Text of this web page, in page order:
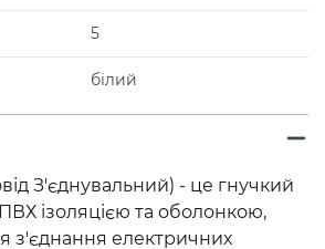
5
білий
З'єднувальний) - це гнучкий
ізоляцією та оболонкою,
з'єднання електричних